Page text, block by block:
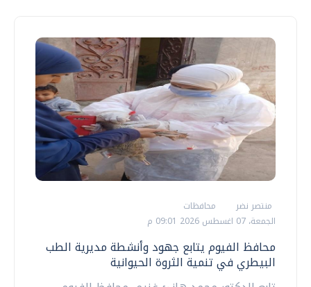
منتصر نضر
محافظات
الجمعة، 07 اغسطس 2026 09:01 م
محافظ الفيوم يتابع جهود وأنشطة مديرية الطب
البيطري في تنمية الثروة الحيوانية